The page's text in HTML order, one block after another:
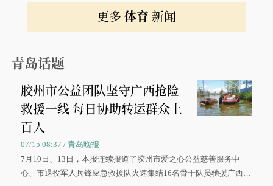
更多 体育 新闻
青岛话题
胶州市公益团队坚守广西抢险
救援一线 每日协助转运群众上
百人
07/15 08:37 / 青岛晚报
7月10日、13日，本报连续报道了胶州市爱之心公益慈善服务中
心、市退役军人兵锋应急救援队火速集结16名骨干队员驰援广西灾